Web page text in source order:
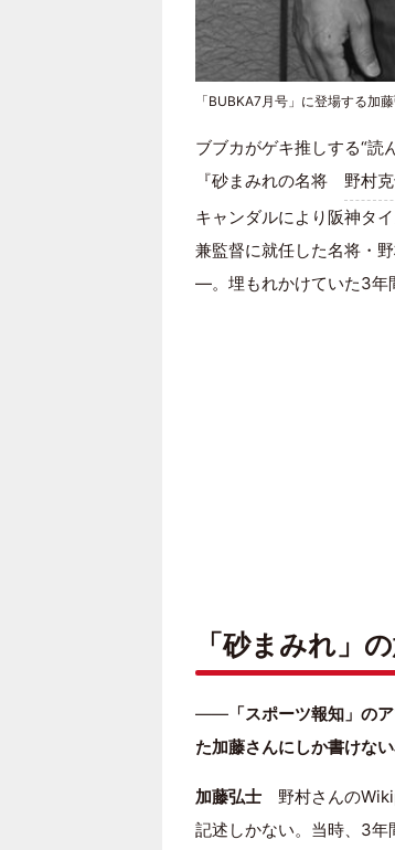
「BUBKA7月号」に登場する加
ブブカがゲキ推しする“読
『砂まみれの名将 野村
キャンダルにより阪神タ
兼監督に就任した名将・
―。埋もれかけていた3年
「砂まみれ」
―― 「スポーツ報知」の
た加藤さんにしか書けな
加藤弘士 野村さんの
記述しかない。当時、3年